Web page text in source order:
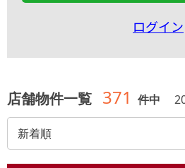
ログイン
店舗物件一覧 371 件中